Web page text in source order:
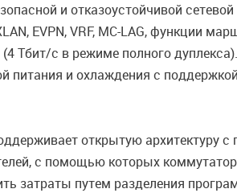
и отказоустойчивой
EVPN, VRF, MC-LAG, функции
Тбит/с в режиме полного
питания и охлаждения с
открытую архитектуру
с помощью которых
затраты путем разделения